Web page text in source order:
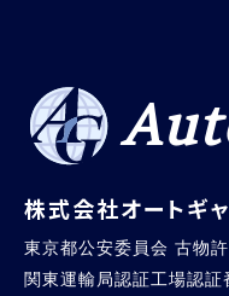
株式会社オートギ
東京都公安委員会 古物
関東運輸局認証工場認